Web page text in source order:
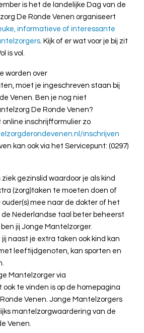
is het de landelijke Dag van de
De Ronde Venen organiseert
informatieve of interessante
. Kijk of er wat voor je bij zit
is vol.
worden over
moet je ingeschreven staan bij
Venen. Ben je nog niet
De Ronde Venen?
online inschrijfformulier zo
inschrijven
kan ook via het Servicepunt: (0297)
gezinslid waardoor je als kind
(zorg)taken te moeten doen of
mee naar de dokter of het
de Nederlandse taal beter beheerst
jij Jonge Mantelzorger.
naast je extra taken ook kind kan
leeftijdgenoten, kan sporten en
Mantelzorger via
ook te vinden is op de homepagina
Venen. Jonge Mantelzorgers
mantelzorgwaardering van de
Venen.